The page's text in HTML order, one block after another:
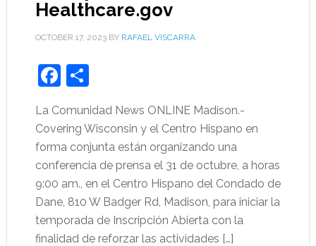
Healthcare.gov
OCTOBER 17, 2023BY RAFAEL VISCARRA
Facebook
Share
La Comunidad News ONLINE Madison.-
Covering Wisconsin y el Centro Hispano en
forma conjunta están organizando una
conferencia de prensa el 31 de octubre, a horas
9:00 am., en el Centro Hispano del Condado de
Dane, 810 W Badger Rd, Madison, para iniciar la
temporada de Inscripción Abierta con la
finalidad de reforzar las actividades […]